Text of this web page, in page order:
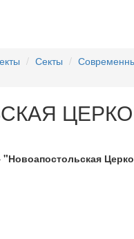
Секты
"Новоапостольская